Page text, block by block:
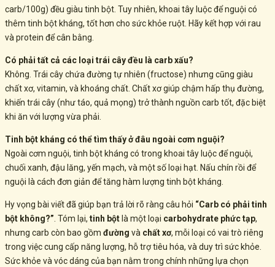
carb/100g) đều giàu tinh bột. Tuy nhiên, khoai tây luộc để nguội có
thêm tinh bột kháng, tốt hơn cho sức khỏe ruột. Hãy kết hợp với rau
và protein để cân bằng.
Có phải tất cả các loại trái cây đều là carb xấu?
Không. Trái cây chứa đường tự nhiên (fructose) nhưng cũng giàu
chất xơ, vitamin, và khoáng chất. Chất xơ giúp chậm hấp thụ đường,
khiến trái cây (như táo, quả mọng) trở thành nguồn carb tốt, đặc biệt
khi ăn với lượng vừa phải.
Tinh bột kháng có thể tìm thấy ở đâu ngoài cơm nguội?
Ngoài cơm nguội, tinh bột kháng có trong khoai tây luộc để nguội,
chuối xanh, đậu lăng, yến mạch, và một số loại hạt. Nấu chín rồi để
nguội là cách đơn giản để tăng hàm lượng tinh bột kháng.
Hy vọng bài viết đã giúp bạn trả lời rõ ràng câu hỏi “Carb có phải tinh
bột không?” . Tóm lại, tinh bột là một loại carbohydrate phức tạp,
nhưng carb còn bao gồm đường và chất xơ, mỗi loại có vai trò riêng
trong việc cung cấp năng lượng, hỗ trợ tiêu hóa, và duy trì sức khỏe.
Sức khỏe và vóc dáng của bạn nằm trong chính những lựa chọn